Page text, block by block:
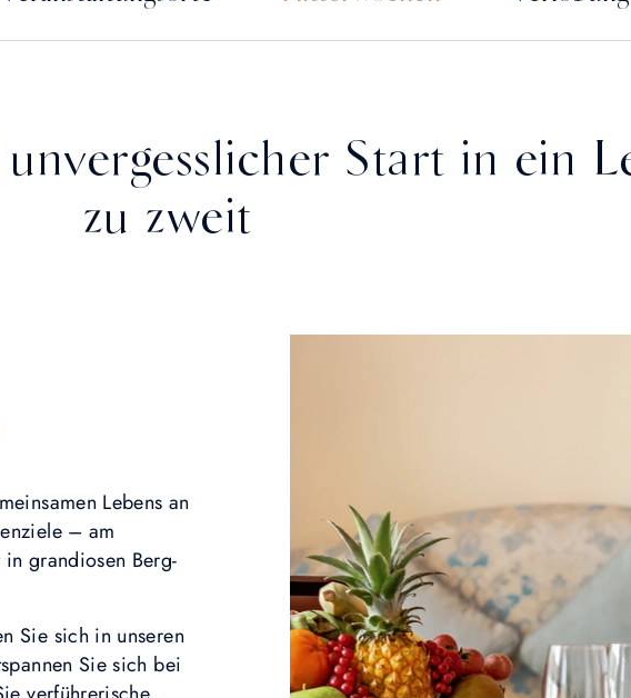
Start in ein
zu zweit
Lebens an
– am
grandiosen Berg-
Sie sich in unseren
Sie sich bei